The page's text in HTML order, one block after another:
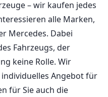
– wir kaufen jedes
alle Marken,
Mercedes. Dabei
Fahrzeugs, der
keine Rolle. Wir
Angebot für
für Sie auch die